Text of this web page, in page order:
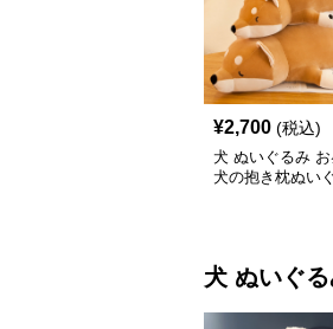
¥2,700 (税込)
犬 ぬいぐるみ
犬の抱き枕ぬい
犬 ぬいぐ